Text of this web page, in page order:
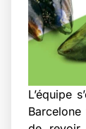
L’équipe
Barcelone